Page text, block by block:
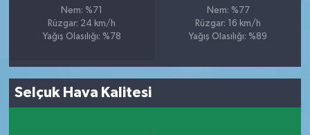
Nem: %71
Rüzgar: 24 km/h
Yağış Olasılığı: %78
Nem: %77
Rüzgar: 16 km/h
Yağış Olasılığı: %89
Selçuk Hava Kalitesi